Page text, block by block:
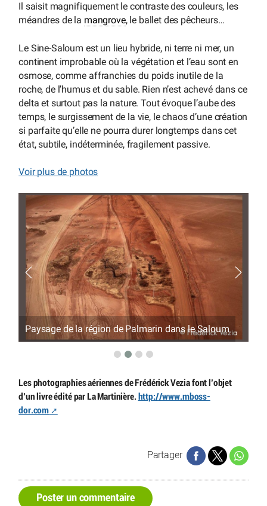
Il saisit magnifiquement le contraste des couleurs, les
méandres de la mangrove, le ballet des pêcheurs…
Le Sine-Saloum est un lieu hybride, ni terre ni mer, un
continent improbable où la végétation et l’eau sont en
osmose, comme affranchies du poids inutile de la
roche, de l’humus et du sable. Rien n’est achevé dans ce
delta et surtout pas la nature. Tout évoque l’aube des
temps, le surgissement de la vie, le chaos d’une création
si parfaite qu’elle ne pourra durer longtemps dans cet
état, subtile, indéterminée, fragilement passive.
Voir plus de photos
Paysage de la région de Palmarin dans le Saloum
Les photographies aériennes de Frédérick Vezia font l’objet
d’un livre édité par La Martinière. http://www.mboss-
dor.com
Partager
Poster un commentaire